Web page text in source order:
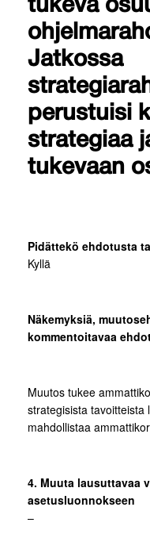
tukeva
Jatkossa
perustuisi
strategiaa
tukevaan
Pidättekö ehdotusta
Kyllä
Näkemyksiä,
kommentoitavaa
Muutos tukee
strategisista tavoitteista
mahdollistaa
4. Muuta lausuttavaa
asetusluonnokseen
–